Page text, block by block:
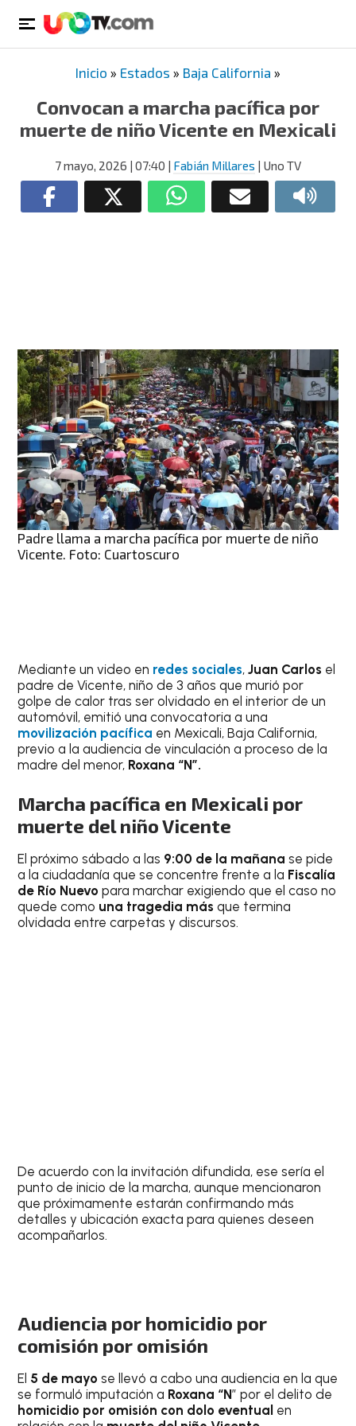
Inicio » Estados » Baja California »
Convocan a marcha pacífica por
muerte de niño Vicente en Mexicali
7 mayo, 2026 | 07:40 | Fabián Millares | Uno TV
Padre llama a marcha pacífica por muerte de niño
Vicente. Foto: Cuartoscuro
Mediante un video en redes sociales,Juan Carlos el
padre de Vicente, niño de 3 años que murió por
golpe de calor tras ser olvidado en el interior de un
automóvil, emitió una convocatoria a una
movilización pacífica en Mexicali, Baja California,
previo a la audiencia de vinculación a proceso de la
madre del menor, Roxana “N”.
Marcha pacífica en Mexicali por
muerte del niño Vicente
El próximo sábado a las 9:00 de la mañanase pide
a la ciudadanía que se concentre frente a la Fiscalía
de Río Nuevo para marchar exigiendo que el caso no
quede como una tragedia más que termina
olvidada entre carpetas y discursos.
De acuerdo con la invitación difundida, ese sería el
punto de inicio de la marcha, aunque mencionaron
que próximamente estarán confirmando más
detalles y ubicación exacta para quienes deseen
acompañarlos.
Audiencia por homicidio por
comisión por omisión
El 5 de mayo se llevó a cabo una audiencia en la que
se formuló imputación a Roxana “N” por el delito de
homicidio por omisión con dolo eventual en